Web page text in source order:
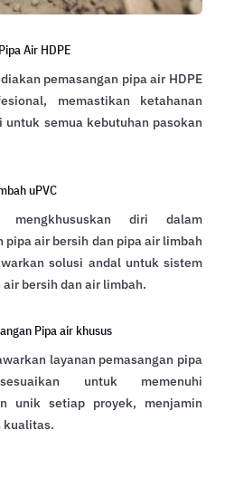
Air HDPE
pemasangan pipa air HDPE
memastikan ketahanan
untuk semua kebutuhan pasokan
uPVC
diri dalam
pipa air bersih dan pipa air limbah
solusi andal untuk sistem
bersih dan air limbah.
Pipa air khusus
layanan pemasangan pipa
untuk memenuhi
unik setiap proyek, menjamin
kualitas.